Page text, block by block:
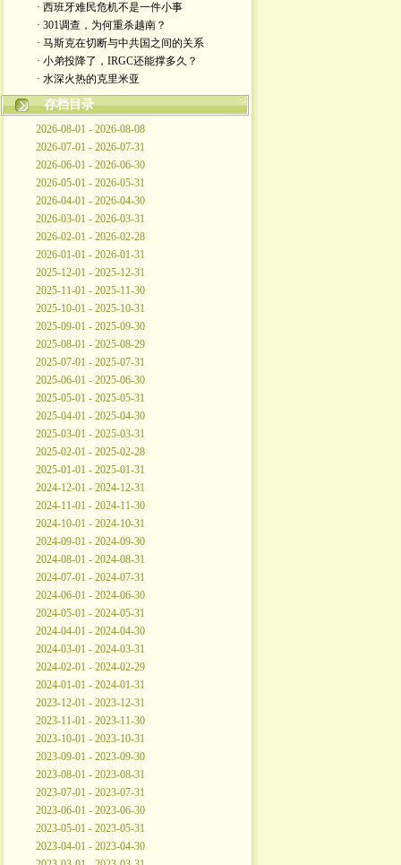
· 西班牙难民危机不是一件小事
· 301调查，为何重杀越南？
· 马斯克在切断与中共国之间的关系
· 小弟投降了，IRGC还能撑多久？
· 水深火热的克里米亚
存档目录
2026-08-01 - 2026-08-08
2026-07-01 - 2026-07-31
2026-06-01 - 2026-06-30
2026-05-01 - 2026-05-31
2026-04-01 - 2026-04-30
2026-03-01 - 2026-03-31
2026-02-01 - 2026-02-28
2026-01-01 - 2026-01-31
2025-12-01 - 2025-12-31
2025-11-01 - 2025-11-30
2025-10-01 - 2025-10-31
2025-09-01 - 2025-09-30
2025-08-01 - 2025-08-29
2025-07-01 - 2025-07-31
2025-06-01 - 2025-06-30
2025-05-01 - 2025-05-31
2025-04-01 - 2025-04-30
2025-03-01 - 2025-03-31
2025-02-01 - 2025-02-28
2025-01-01 - 2025-01-31
2024-12-01 - 2024-12-31
2024-11-01 - 2024-11-30
2024-10-01 - 2024-10-31
2024-09-01 - 2024-09-30
2024-08-01 - 2024-08-31
2024-07-01 - 2024-07-31
2024-06-01 - 2024-06-30
2024-05-01 - 2024-05-31
2024-04-01 - 2024-04-30
2024-03-01 - 2024-03-31
2024-02-01 - 2024-02-29
2024-01-01 - 2024-01-31
2023-12-01 - 2023-12-31
2023-11-01 - 2023-11-30
2023-10-01 - 2023-10-31
2023-09-01 - 2023-09-30
2023-08-01 - 2023-08-31
2023-07-01 - 2023-07-31
2023-06-01 - 2023-06-30
2023-05-01 - 2023-05-31
2023-04-01 - 2023-04-30